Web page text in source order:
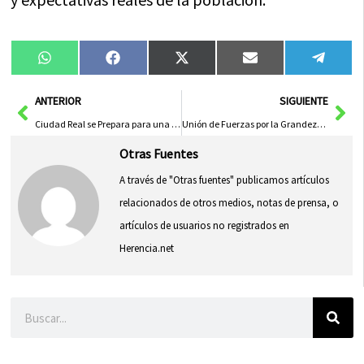
Compartir
en
WhatsAppCompartir
en
FacebookCompartir
en
X
(Twitter)
Compartir
en
Email
en
AntANTERIOR
Ciudad Real se Prepara para una Semana Santa Especial tras 20 Años como Fiesta de Interés Turístico Nacional
SIGUIENTE
Unión de Fuerzas por la Grandeza de la Sanidad Pública y Rosae
Otras Fuentes
A través de "Otras fuentes" publicamos artículos
relacionados de otros medios, notas de prensa, o
artículos de usuarios no registrados en
Herencia.net